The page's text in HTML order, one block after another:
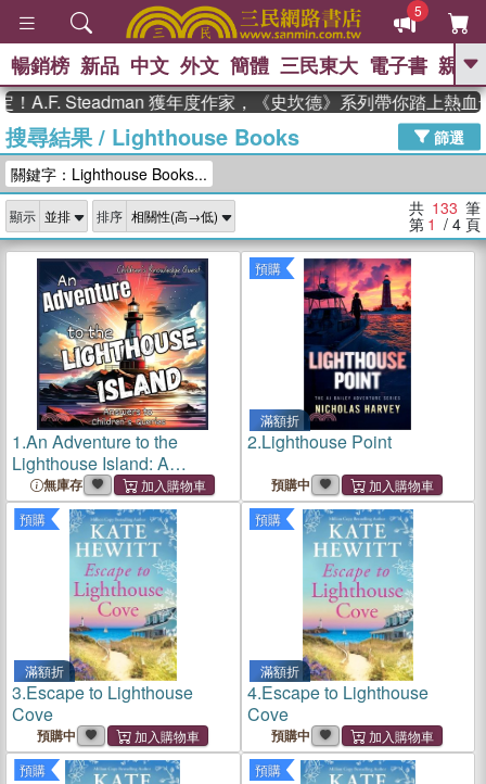
5
GO
熱搜： 東野圭吾 高希均教授回憶錄
、 The Odyssey 、 父親節 、 如果歷
獎 臺灣漫遊錄 、 方念華 、 台灣的李
登輝時代
數學女孩：黎曼猜想 、
偉大的迷走神經
暢銷榜 新品 中文 外文 簡體 三民東大 電子書 親子
Steadman 獲年度作家，《史坎德》系列帶你踏上熱血奇幻旅
搜尋結果/ Lighthouse Books
篩選
關鍵字：Lighthouse Books...
顯示 排序 共 133 筆
第 1 / 4 頁
1.An Adventure to the
Lighthouse Island: A
Lighthouse Adventure in
children's picture books
無庫存
預購
滿額折
2.Lighthouse Point
預購中
預購
滿額折
3.Escape to Lighthouse
Cove
預購中
預購
滿額折
4.Escape to Lighthouse
Cove
預購中
預購 預購